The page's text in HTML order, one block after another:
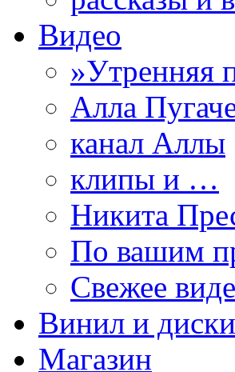
Видео
»Утренняя
Алла
канал Аллы
клипы и …
Никита
По вашим
Свежее
Винил и диски
Магазин